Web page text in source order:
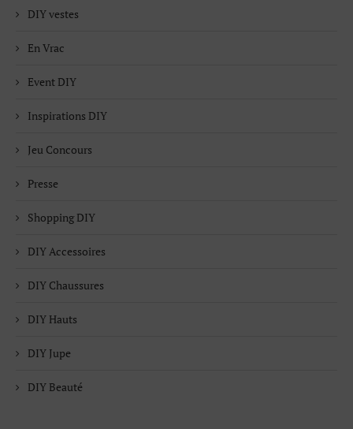
DIY vestes
En Vrac
Event DIY
Inspirations DIY
Jeu Concours
Presse
Shopping DIY
DIY Accessoires
DIY Chaussures
DIY Hauts
DIY Jupe
DIY Beauté